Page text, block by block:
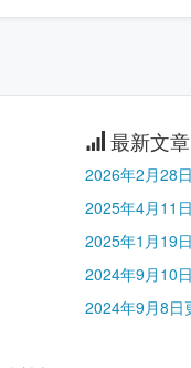
最新文章
2026年2月28
2025年4月11
2025年1月19
2024年9月10
2024年9月8日